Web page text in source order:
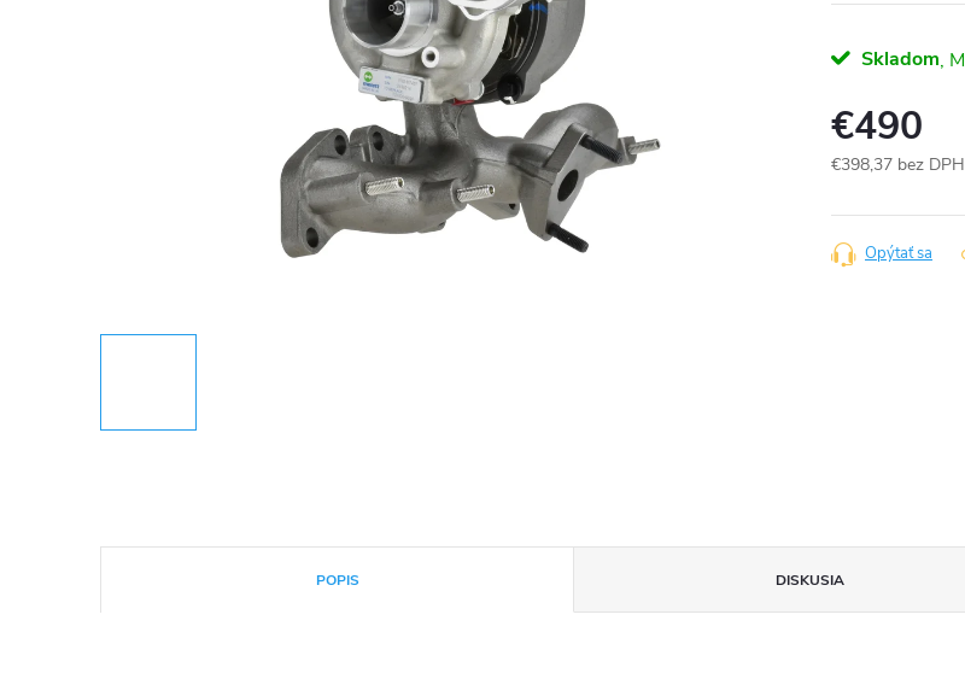
Skladom
€490
€398,37 bez DPH
cena:
Opýtať sa
POPIS DISKUSIA